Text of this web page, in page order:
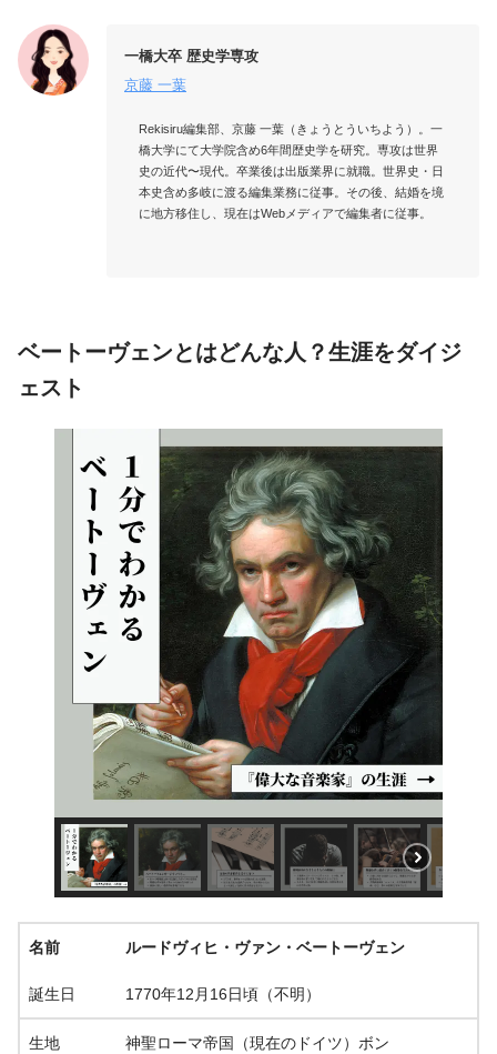
一橋大卒 歴史学専攻
京藤 一葉
Rekisiru編集部、京藤 一葉（きょうとういちよう）。一
橋大学にて大学院含め6年間歴史学を研究。専攻は世界
史の近代〜現代。卒業後は出版業界に就職。世界史・日
本史含め多岐に渡る編集業務に従事。その後、結婚を境
に地方移住し、現在はWebメディアで編集者に従事。
ベートーヴェンとはどんな人？生涯をダイジ
ェスト
名前 ルードヴィヒ・ヴァン・ベートーヴェン
誕生日 1770年12月16日頃（不明）
生地 神聖ローマ帝国（現在のドイツ）ボン